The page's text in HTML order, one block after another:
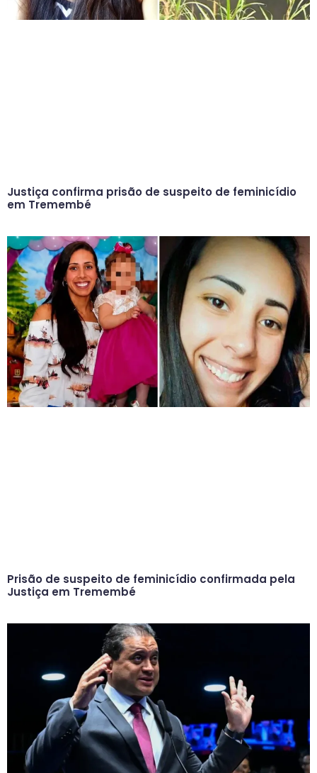
Justiça confirma prisão de suspeito de feminicídio
em Tremembé
Prisão de suspeito de feminicídio confirmada pela
Justiça em Tremembé